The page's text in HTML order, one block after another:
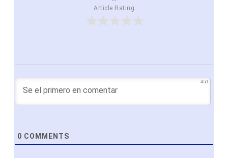
Article Rating
450
0 COMMENTS